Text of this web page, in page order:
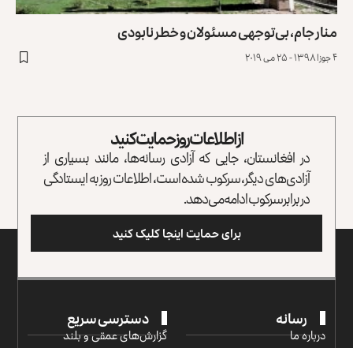
منار جام، بی‌توجهی مسئولان و خطر نابودی
۴ جوزا ۱۳۹۸ - ۲۵ می ۲۰۱۹
از اطلاعات روز حمایت کنید
در افغانستان، جایی که آزادی رسانه‌ها، مانند بسیاری از
آزادی‌های دیگر، سرکوب شده است، اطلاعات روز به ایستادگی
در برابر سرکوب ادامه می‌دهد.
برای حمایت اینجا کلیک کنید
رسانه
درباره ما
دسترسی سریع
گزارش‌‌های عمقی و بلند